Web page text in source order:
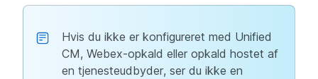
Hvis du ikke er konfigureret med Unified
CM, Webex-opkald eller opkald hostet af
en tjenesteudbyder, ser du ikke en